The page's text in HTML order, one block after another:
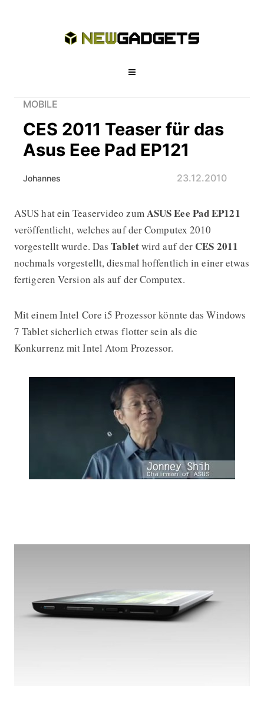
MOBILE
CES 2011 Teaser für das
Asus Eee Pad EP121
Johannes 23.12.2010
CES 2011 Teaser für das Asus Eee
ASUS hat ein Teaservideo zum ASUS Eee Pad EP121
veröffentlicht, welches auf der Computex 2010
vorgestellt wurde. DasTabletwird auf der CES 2011
nochmals vorgestellt, diesmal hoffentlich in einer etwas
fertigeren Version als auf der Computex.
Mit einem Intel Core i5 Prozessor könnte das Windows
7 Tablet sicherlich etwas flotter sein als die
Konkurrenz mit Intel Atom Prozessor.